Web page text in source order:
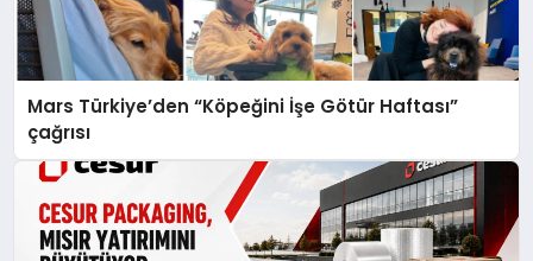
Mars Türkiye’den “Köpeğini İşe Götür Haftası”
çağrısı